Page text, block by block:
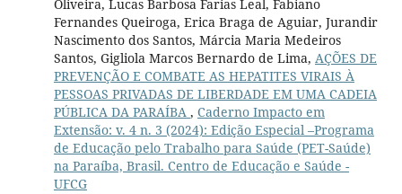
Oliveira, Lucas Barbosa Farias Leal, Fabiano
Fernandes Queiroga, Erica Braga de Aguiar, Jurandir
Nascimento dos Santos, Márcia Maria Medeiros
Santos, Gigliola Marcos Bernardo de Lima, AÇÕES DE
PREVENÇÃO E COMBATE AS HEPATITES VIRAIS À
PESSOAS PRIVADAS DE LIBERDADE EM UMA CADEIA
PÚBLICA DA PARAÍBA , Caderno Impacto em
Extensão: v. 4 n. 3 (2024): Edição Especial –Programa
de Educação pelo Trabalho para Saúde (PET-Saúde)
na Paraíba, Brasil. Centro de Educação e Saúde -
UFCG